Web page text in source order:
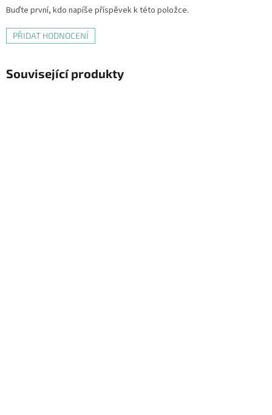
Buďte první, kdo napíše příspěvek k této položce.
PŘIDAT HODNOCENÍ
Související produkty